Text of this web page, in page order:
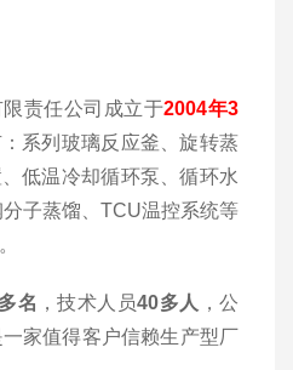
责任公司成立于2004年3
系列玻璃反应釜、旋转蒸
低温冷却循环泵、循环水
子蒸馏、TCU温控系统等
名 ，技术人员40多人 ，公
一家值得客户信赖生产型厂